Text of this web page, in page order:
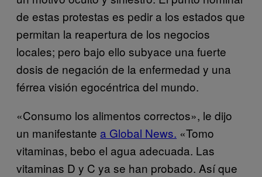
de estas protestas es pedir a los estados que
permitan la reapertura de los negocios
locales; pero bajo ello subyace una fuerte
dosis de negación de la enfermedad y una
férrea visión egocéntrica del mundo.
«Consumo los alimentos correctos», le dijo
un manifestante a Global News. «Tomo
vitaminas, bebo el agua adecuada. Las
vitaminas D y C ya se han probado. Así que